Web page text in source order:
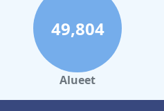
49,804
Alueet